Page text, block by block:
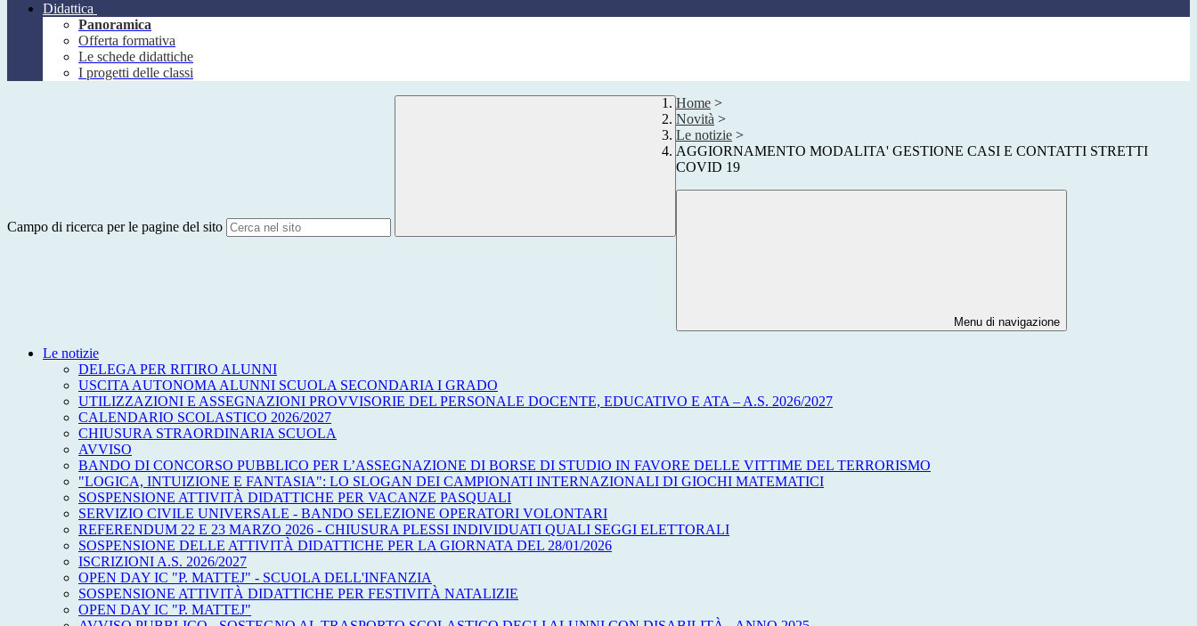
Didattica
Panoramica
Offerta formativa
Le schede didattiche
I progetti delle classi
Campo di ricerca per le pagine del sito
Home >
Novità >
Le notizie >
AGGIORNAMENTO MODALITA' GESTIONE CASI E CONTATTI STRETTI
COVID 19
Menu di navigazione
Le notizie
DELEGA PER RITIRO ALUNNI
USCITA AUTONOMA ALUNNI SCUOLA SECONDARIA I GRADO
UTILIZZAZIONI E ASSEGNAZIONI PROVVISORIE DEL PERSONALE DOCENTE, EDUCATIVO E ATA – A.S. 2026/2027
CALENDARIO SCOLASTICO 2026/2027
CHIUSURA STRAORDINARIA SCUOLA
AVVISO
BANDO DI CONCORSO PUBBLICO PER L’ASSEGNAZIONE DI BORSE DI STUDIO IN FAVORE DELLE VITTIME DEL TERRORISMO
"LOGICA, INTUIZIONE E FANTASIA": LO SLOGAN DEI CAMPIONATI INTERNAZIONALI DI GIOCHI MATEMATICI
SOSPENSIONE ATTIVITÀ DIDATTICHE PER VACANZE PASQUALI
SERVIZIO CIVILE UNIVERSALE - BANDO SELEZIONE OPERATORI VOLONTARI
REFERENDUM 22 E 23 MARZO 2026 - CHIUSURA PLESSI INDIVIDUATI QUALI SEGGI ELETTORALI
SOSPENSIONE DELLE ATTIVITÀ DIDATTICHE PER LA GIORNATA DEL 28/01/2026
ISCRIZIONI A.S. 2026/2027
OPEN DAY IC "P. MATTEJ" - SCUOLA DELL'INFANZIA
SOSPENSIONE ATTIVITÀ DIDATTICHE PER FESTIVITÀ NATALIZIE
OPEN DAY IC "P. MATTEJ"